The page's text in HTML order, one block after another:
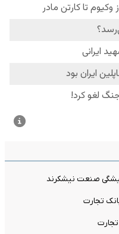
صنعت نیشکرند
تجارت